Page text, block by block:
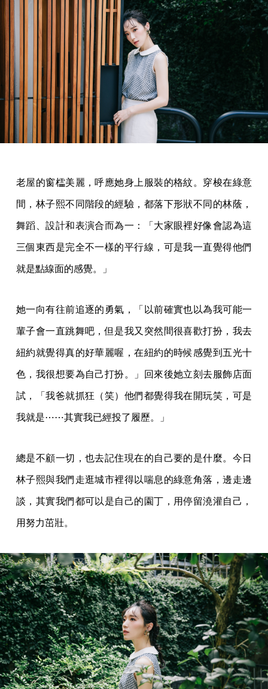
老屋的窗櫺美麗，呼應她身上服裝的格紋。穿梭在綠意
間，林子熙不同階段的經驗，都落下形狀不同的林蔭，
舞蹈、設計和表演合而為一：「大家眼裡好像會認為這
三個東西是完全不一樣的平行線，可是我一直覺得他們
就是點線面的感覺。」
她一向有往前追逐的勇氣，「以前確實也以為我可能一
輩子會一直跳舞吧，但是我又突然間很喜歡打扮，我去
紐約就覺得真的好華麗喔，在紐約的時候感覺到五光十
色，我很想要為自己打扮。」回來後她立刻去服飾店面
試，「我爸就抓狂（笑）他們都覺得我在開玩笑，可是
我就是⋯⋯其實我已經投了履歷。」
總是不顧一切，也去記住現在的自己要的是什麼。今日
林子熙與我們走逛城市裡得以喘息的綠意角落，邊走邊
談，其實我們都可以是自己的園丁，用停留澆灌自己，
用努力茁壯。